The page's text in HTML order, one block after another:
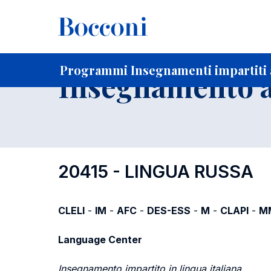
Programmi Insegnamenti impartiti
Home Per studenti iscritti
Insegnamento
20415 - LINGUA RUSSA
CLELI - IM - AFC - DES-ESS - M - CLAPI -
Language Center
Insegnamento impartito in lingua italiana